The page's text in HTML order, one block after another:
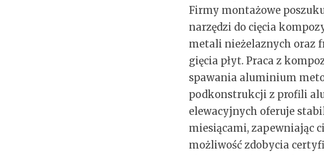
Firmy montażowe
narzędzi do cięcia
metali nieżelaznych oraz
gięcia płyt. Praca z
spawania aluminium
podkonstrukcji z profili
elewacyjnych oferuje
miesiącami, zapewniając
możliwość zdobycia